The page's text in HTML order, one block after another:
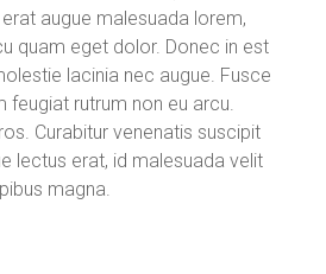
augue malesuada lorem,
quam eget dolor. Donec in est
lacinia nec augue. Fusce
feugiat rutrum non eu arcu.
Curabitur venenatis suscipit
lectus erat, id malesuada velit
magna.